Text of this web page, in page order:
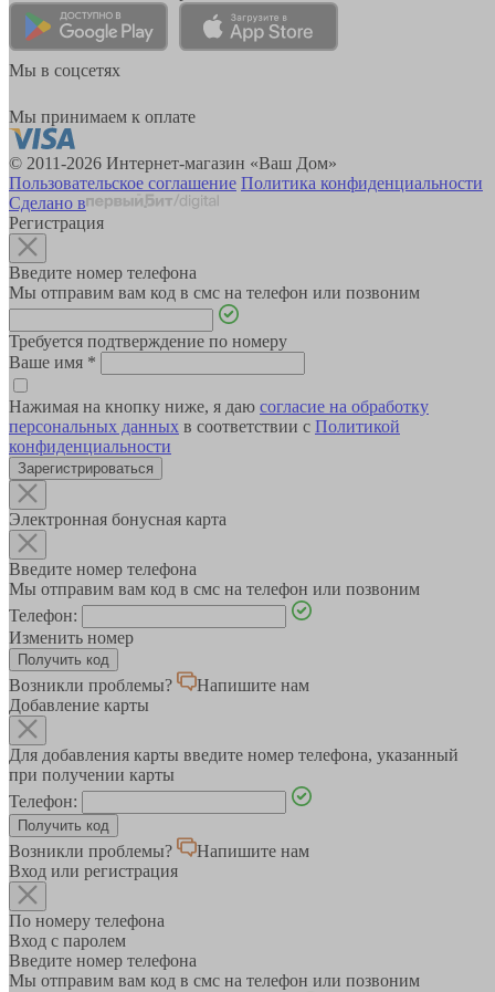
Мы в соцсетях
Мы принимаем к оплате
© 2011-2026 Интернет-магазин «Ваш Дом»
Пользовательское соглашение Политика конфиденциальности
Сделано в
Регистрация
Введите номер телефона
Мы отправим вам код в смс на телефон или позвоним
Требуется подтверждение по номеру
Ваше имя *
Нажимая на кнопку ниже, я даю согласие на обработку
персональных данных в соответствии с Политикой
конфиденциальности
Зарегистрироваться
Электронная бонусная карта
Введите номер телефона
Мы отправим вам код в смс на телефон или позвоним
Телефон:
Изменить номер
Возникли проблемы?
Напишите нам
Добавление карты
Для добавления карты введите номер телефона, указанный
при получении карты
Телефон:
Возникли проблемы?
Напишите нам
Вход или регистрация
По номеру телефона
Вход с паролем
Введите номер телефона
Мы отправим вам код в смс на телефон или позвоним